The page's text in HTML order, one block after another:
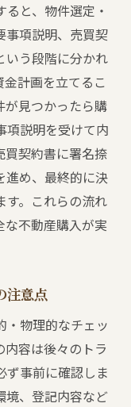
と、物件選定・
事項説明、売買契
いう段階に分かれ
計画を立てるこ
が見つかったら購
項説明を受けて内
買契約書に署名捺
進め、最終的に決
す。これらの流れ
な不動産購入が実
注意点
・物理的なチェッ
容は後々のトラ
ず事前に確認しま
境、登記内容など